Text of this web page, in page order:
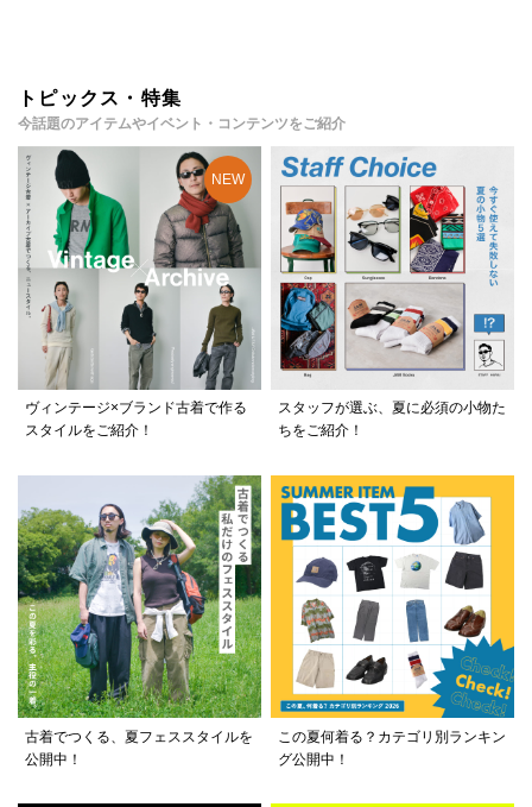
トピックス・特集
今話題のアイテムやイベント・コンテンツをご紹介
ヴィンテージ×ブランド古着で作る
スタイルをご紹介！
スタッフが選ぶ、夏に必須の小物た
ちをご紹介！
古着でつくる、夏フェススタイルを
公開中！
この夏何着る？カテゴリ別ランキン
グ公開中！